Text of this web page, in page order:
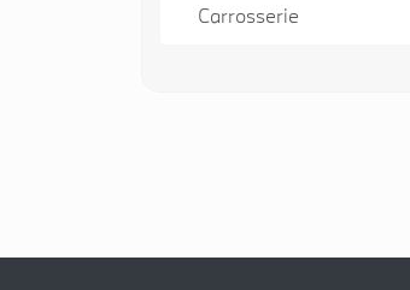
Carrosserie